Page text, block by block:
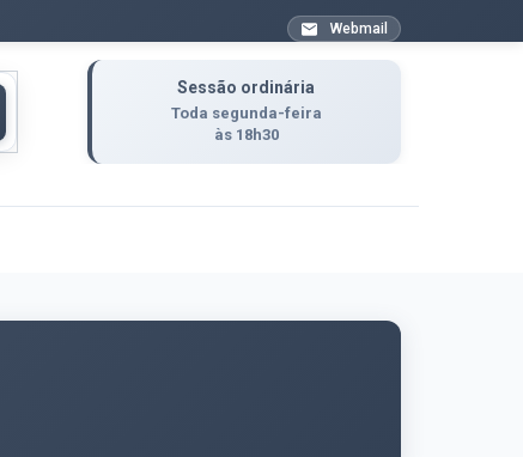
Webmail
Sessão ordinária
Toda segunda-feira
às 18h30